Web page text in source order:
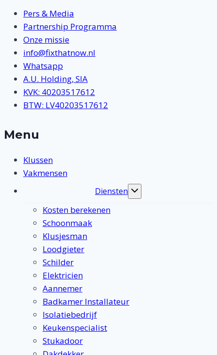
Pers & Media
Partnership Programma
Onze missie
info@fixthatnow.nl
Whatsapp
A.U. Holding, SIA
KVK: 40203517612
BTW: LV40203517612
Menu
Klussen
Vakmensen
Diensten
Toggle
submenu
Kosten berekenen
Schoonmaak
Klusjesman
Loodgieter
Schilder
Elektricien
Aannemer
Badkamer Installateur
Isolatiebedrijf
Keukenspecialist
Stukadoor